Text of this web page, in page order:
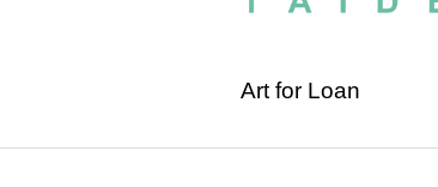
Art for Loan